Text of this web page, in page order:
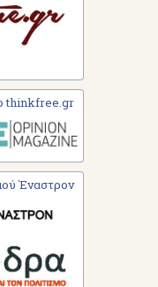
thinkfree.gr
Έναστρον